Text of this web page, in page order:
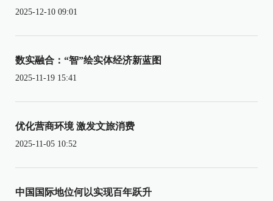
2025-12-10 09:01
数实融合：“智”绘实体经济新蓝图
2025-11-19 15:41
优化营商环境 激发文旅消费
2025-11-05 10:52
中国国际地位何以实现百年跃升